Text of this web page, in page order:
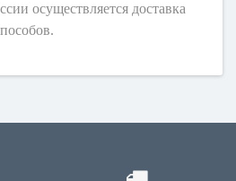
осуществляется доставка